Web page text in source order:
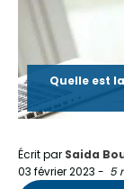
Quelle est
Écrit par Saida
03 février 2023 - 5